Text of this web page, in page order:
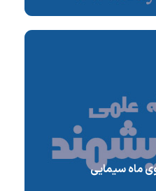
ماه سیمایی